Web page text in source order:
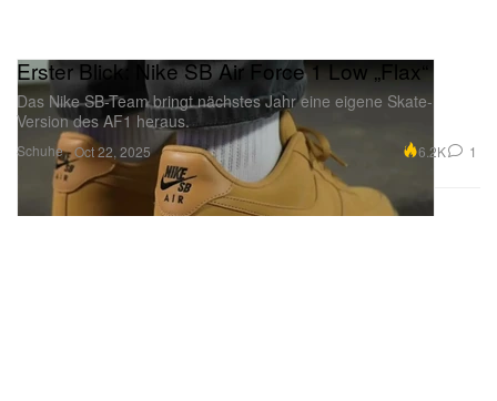
Schuhe
Erster Blick: Nike SB Air Force 1 Low „Flax“
Das Nike SB-Team bringt nächstes Jahr eine eigene Skate-
Version des AF1 heraus.
Oct 22, 2025 6.2K 1